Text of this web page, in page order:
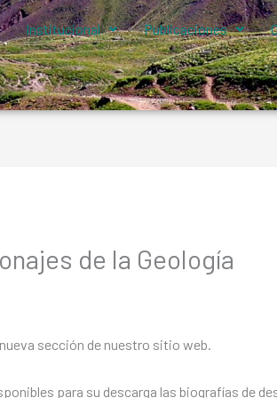
Institucional Publicaciones
de la Geología
sección de nuestro sitio web.
para su descarga las biografías de